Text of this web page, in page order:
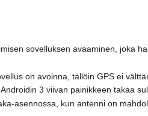
sovelluksen avaaminen, joka
on avoinna, tällöin GPS ei
3 viivan painikkeen takaa
asennossa, kun antenni on